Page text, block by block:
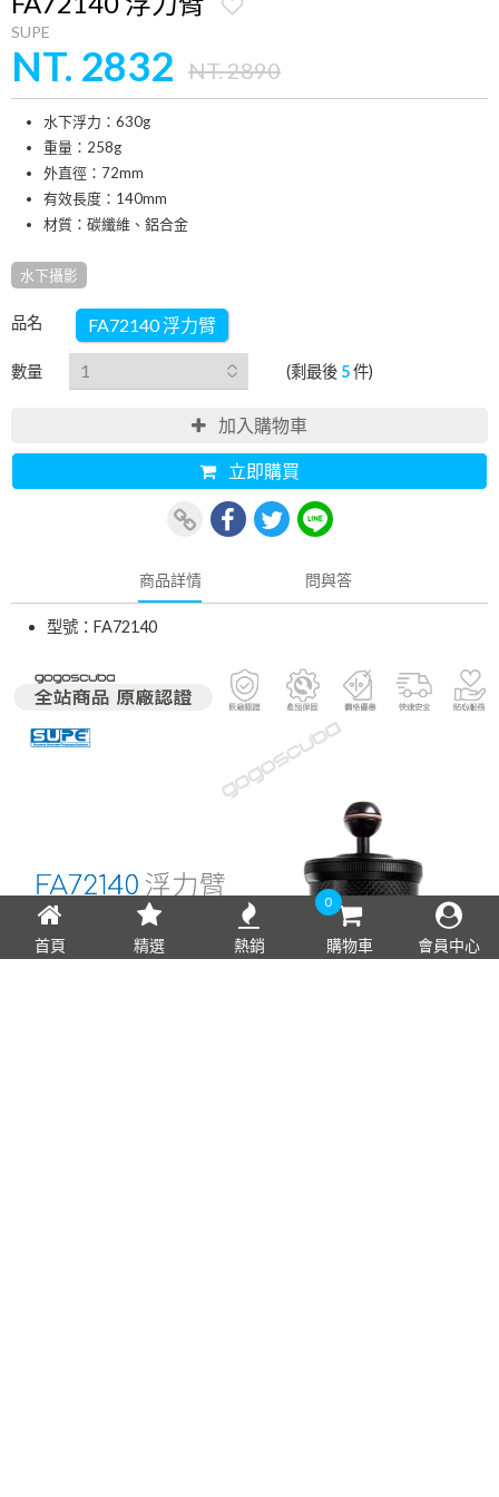
首頁 精選 熱銷
0
購物車 會員中心
SUPE
NT. 2832 NT. 2890
水下浮力：630g
重量：258g
外直徑：72mm
有效長度：140mm
材質：碳纖維、鋁合金
水下攝影
品名 FA72140 浮力臂
數量 (剩最後 5件)
加入購物車
立即購買
商品詳情 問與答
型號：FA72140